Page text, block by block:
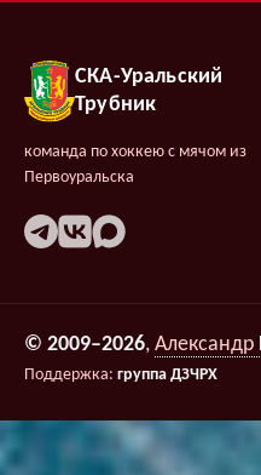
СКА-Уральский
Трубник
команда по хоккею с мячом из
Первоуральска
© 2009–2026, Александр
Поддержка: группа ДЗЧРХ